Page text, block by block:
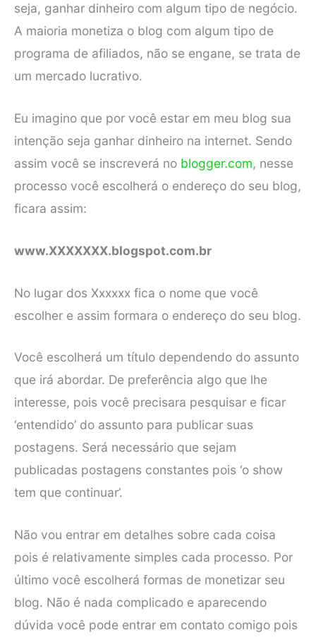
seja, ganhar dinheiro com algum tipo de negócio.
A maioria monetiza o blog com algum tipo de
programa de afiliados, não se engane, se trata de
um mercado lucrativo.
Eu imagino que por você estar em meu blog sua
intenção seja ganhar dinheiro na internet. Sendo
assim você se inscreverá no blogger.com, nesse
processo você escolherá o endereço do seu blog,
ficara assim:
www.XXXXXXX.blogspot.com.br
No lugar dos Xxxxxx fica o nome que você
escolher e assim formara o endereço do seu blog.
Você escolherá um título dependendo do assunto
que irá abordar. De preferência algo que lhe
interesse, pois você precisara pesquisar e ficar
‘entendido’ do assunto para publicar suas
postagens. Será necessário que sejam
publicadas postagens constantes pois ‘o show
tem que continuar’.
Não vou entrar em detalhes sobre cada coisa
pois é relativamente simples cada processo. Por
último você escolherá formas de monetizar seu
blog. Não é nada complicado e aparecendo
dúvida você pode entrar em contato comigo pois